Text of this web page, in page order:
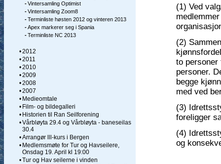
-Vintersamling Optimist
-Vintersamling Zoom8
-Terminliste høsten 2012 og vinteren 2013
-Apex markerer seg i Spania
-Terminliste NC 2013
•2012
•2011
•2010
•2009
•2008
•2007
• Medieomtale
• Film- og bildegalleri
• Historien til Ran Seilforening
•Vårbløyta 29.4 og Vårbløyta - baneseilas
30.4
•Arrangør lll-kurs i Bergen
• Medlemsmøte for Tur og Havseilere,
Onsdag 19. April kl 19:00
•Tur og Hav seilerne i vinden
(1) Ved
(2)
to personer
personer.
begge
med ved
(3)
foreligger
(4)
og